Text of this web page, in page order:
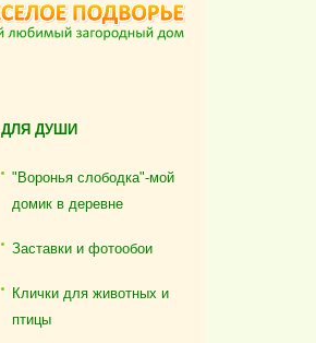
ДЛЯ ДУШИ
"Воронья слободка"-мой
домик в деревне
Заставки и фотообои
Клички для животных и
птицы